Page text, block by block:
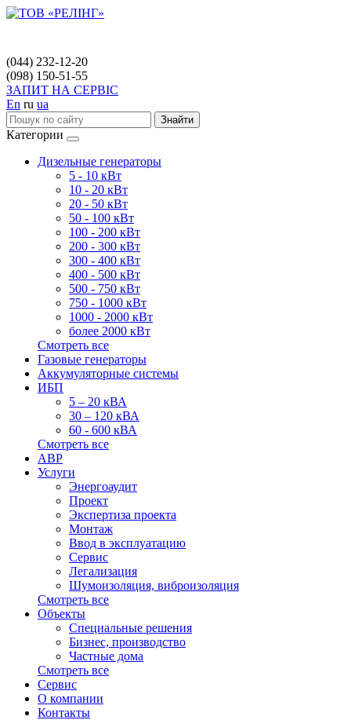
(044) 232-12-20
(098) 150-51-55
ЗАПИТ НА СЕРВІС
En ru ua
Знайти
Категории
Дизельные генераторы
5 - 10 кВт
10 - 20 кВт
20 - 50 кВт
50 - 100 кВт
100 - 200 кВт
200 - 300 кВт
300 - 400 кВт
400 - 500 кВт
500 - 750 кВт
750 - 1000 кВт
1000 - 2000 кВт
более 2000 кВт
Смотреть все
Газовые генераторы
Аккумуляторные системы
ИБП
5 – 20 кВА
30 – 120 кВА
60 - 600 кВА
Смотреть все
АВР
Услуги
Энергоаудит
Проект
Экспертиза проекта
Монтаж
Ввод в эксплуатацию
Сервис
Легализация
Шумоизоляция, виброизоляция
Смотреть все
Объекты
Специальные решения
Бизнес, производство
Частные дома
Смотреть все
Сервис
О компании
Контакты